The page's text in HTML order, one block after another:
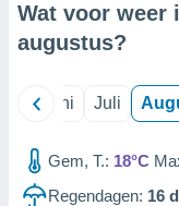
Wat voor weer
augustus?
Juni Juli
Gem, T.: 18°C
Regendagen: 16